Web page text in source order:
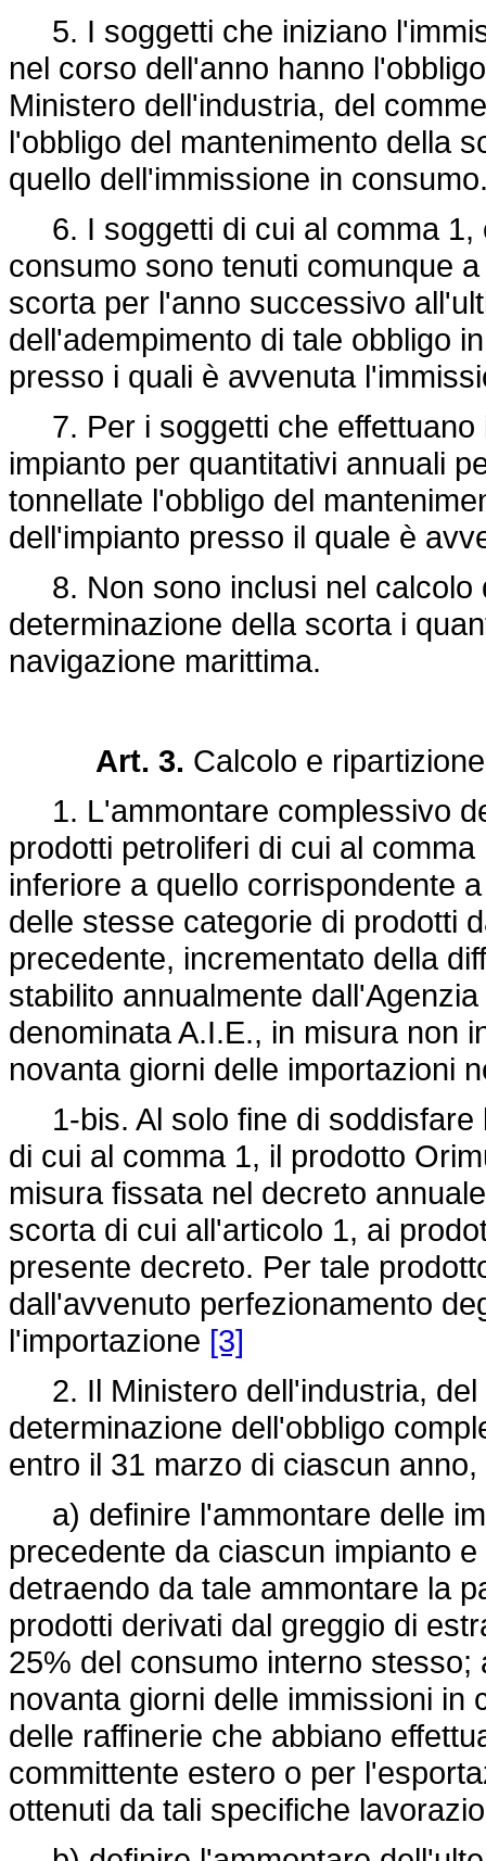
5. I soggetti che iniziano
nel corso dell'anno hanno
Ministero dell'industria, del
l'obbligo del mantenimento della
quello dell'immissione in
6. I soggetti di cui al comma 1,
consumo sono tenuti comunque
scorta per l'anno successivo
dell'adempimento di tale obbligo
presso i quali è avvenuta
7. Per i soggetti che effettuano
impianto per quantitativi annuali
tonnellate l'obbligo del
dell'impianto presso il quale è
8. Non sono inclusi nel calcolo
determinazione della scorta i
navigazione marittima.
Art. 3. Calcolo e
1. L'ammontare complessivo
prodotti petroliferi di cui al
inferiore a quello corrispondente
delle stesse categorie di prodotti
precedente, incrementato della
stabilito annualmente
denominata A.I.E., in misura non
novanta giorni delle importazioni
1-bis. Al solo fine di soddisfare
di cui al comma 1, il prodotto
misura fissata nel decreto
scorta di cui all'articolo 1, ai
presente decreto. Per tale
dall'avvenuto perfezionamento
l'importazione [3]
2. Il Ministero dell'industria, del
determinazione dell'obbligo
entro il 31 marzo di ciascun
a) definire l'ammontare delle
precedente da ciascun impianto
detraendo da tale ammontare la
prodotti derivati dal greggio di
25% del consumo interno
novanta giorni delle immissioni
delle raffinerie che abbiano
committente estero o per
ottenuti da tali specifiche